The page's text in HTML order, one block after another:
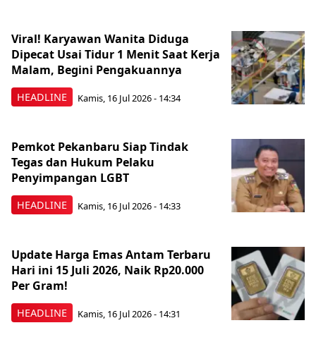
HEADLINE
Viral! Karyawan Wanita Diduga
Dipecat Usai Tidur 1 Menit Saat Kerja
Malam, Begini Pengakuannya
Kamis, 16 Jul 2026 - 14:34
HEADLINE
Pemkot Pekanbaru Siap Tindak
Tegas dan Hukum Pelaku
Penyimpangan LGBT
Kamis, 16 Jul 2026 - 14:33
HEADLINE
Update Harga Emas Antam Terbaru
Hari ini 15 Juli 2026, Naik Rp20.000
Per Gram!
Kamis, 16 Jul 2026 - 14:31